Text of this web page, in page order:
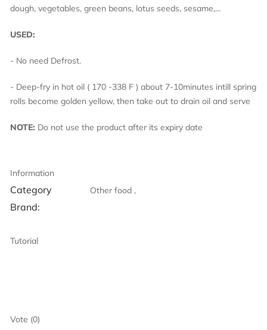
dough, vegetables, green beans, lotus seeds, sesame,...
USED:
- No need Defrost.
- Deep-fry in hot oil ( 170 -338 F ) about 7-10minutes intill spring
rolls become golden yellow, then take out to drain oil and serve
NOTE: Do not use the product after its expiry date
Information
Category Other food ,
Brand:
Tutorial
Vote (0)